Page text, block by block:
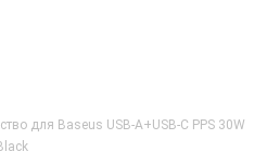
выходам USB-A + USB-C: 5V=5A
для Baseus USB-A+USB-C PPS 30W